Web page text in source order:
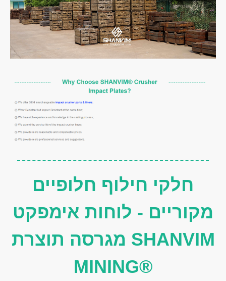
חלקי חילוף חלופיים
מקוריים - לוחות אימפקט
מגרסה תוצרת SHANVIM
MINING®